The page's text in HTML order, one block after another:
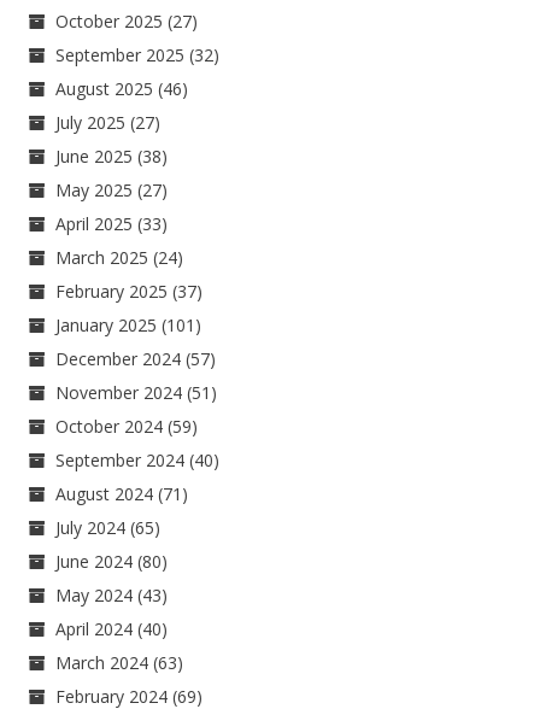
October 2025 (27)
September 2025 (32)
August 2025 (46)
July 2025 (27)
June 2025 (38)
May 2025 (27)
April 2025 (33)
March 2025 (24)
February 2025 (37)
January 2025 (101)
December 2024 (57)
November 2024 (51)
October 2024 (59)
September 2024 (40)
August 2024 (71)
July 2024 (65)
June 2024 (80)
May 2024 (43)
April 2024 (40)
March 2024 (63)
February 2024 (69)